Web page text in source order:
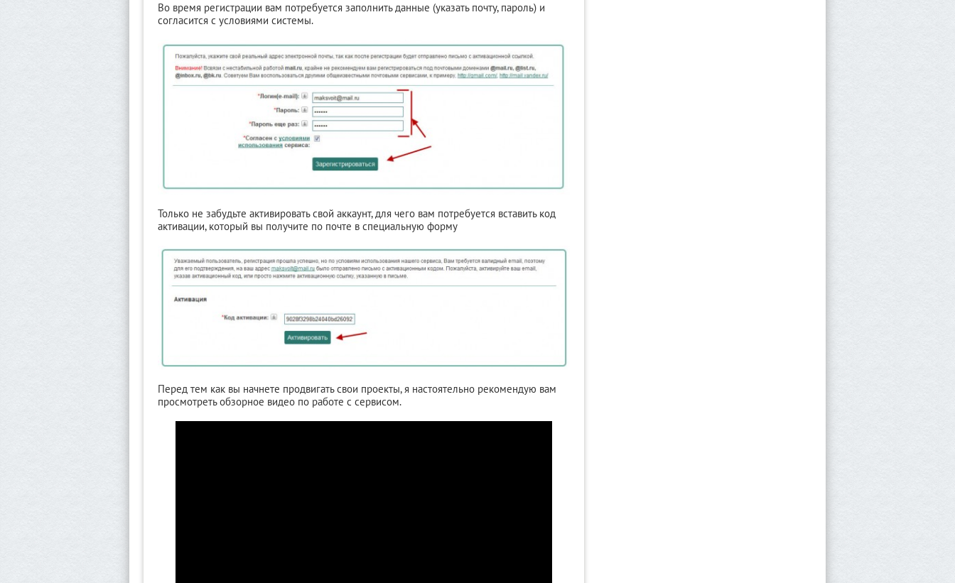
Во время регистрации вам потребуется заполнить данные (указать почту, пароль) и
согласится с условиями системы.
Только не забудьте активировать свой аккаунт, для чего вам потребуется вставить код
активации, который вы получите по почте в специальную форму
Перед тем как вы начнете продвигать свои проекты, я настоятельно рекомендую вам
просмотреть обзорное видео по работе с сервисом.